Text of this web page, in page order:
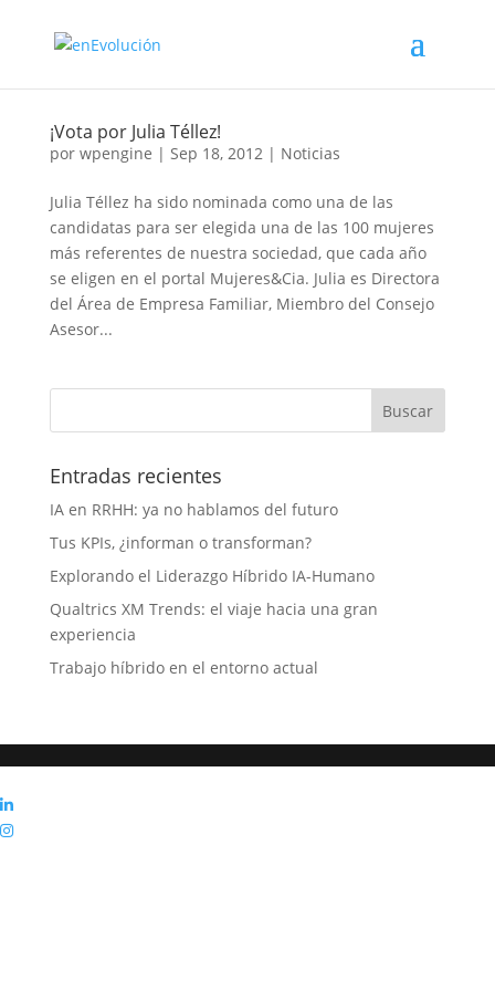
¡Vota por Julia Téllez!
por wpengine | Sep 18, 2012| Noticias
Julia Téllez ha sido nominada como una de las
candidatas para ser elegida una de las 100 mujeres
más referentes de nuestra sociedad, que cada año
se eligen en el portal Mujeres&Cia. Julia es Directora
del Área de Empresa Familiar, Miembro del Consejo
Asesor...
Entradas recientes
IA en RRHH: ya no hablamos del futuro
Tus KPIs, ¿informan o transforman?
Explorando el Liderazgo Híbrido IA-Humano
Qualtrics XM Trends: el viaje hacia una gran
experiencia
Trabajo híbrido en el entorno actual